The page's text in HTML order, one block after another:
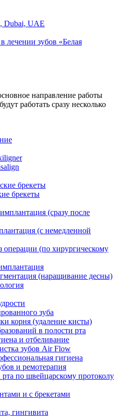
Dubai, UAE
лечении зубов «Белая
направление работы
работать сразу несколько
брекеты
брекеты
(сразу после
(с немедленной
операции (по хирургическому
(наращивание десны)
зуба
корня (удаление кисты)
в полости рта
и отбеливание
зубов Air Flow
гигиена
и ремотерапия
рта по швейцарскому протоколу
и с брекетами
гингивита